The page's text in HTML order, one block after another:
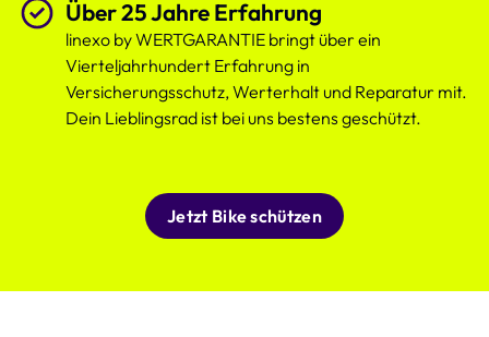
Über 25 Jahre Erfahrung
linexo by WERTGARANTIE bringt über ein
Vierteljahrhundert Erfahrung in
Versicherungsschutz, Werterhalt und Reparatur mit.
Dein Lieblingsrad ist bei uns bestens geschützt.
Jetzt Bike schützen